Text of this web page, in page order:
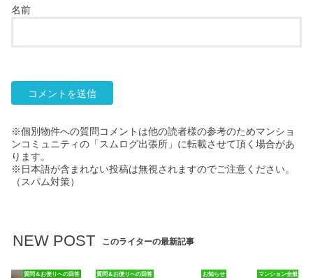
名前
※個別物件への質問コメントは他の読者様の参考のためマンショ
ンコミュニティの「スムログ出張所」に転載させて頂く場合があ
ります。
※日本語が含まれない投稿は無視されますのでご注意ください。
（スパム対策）
NEW POST このライターの最新記事
質問＆お便りへの回答 質問＆お便りへの回答 お知らせ マンション全般